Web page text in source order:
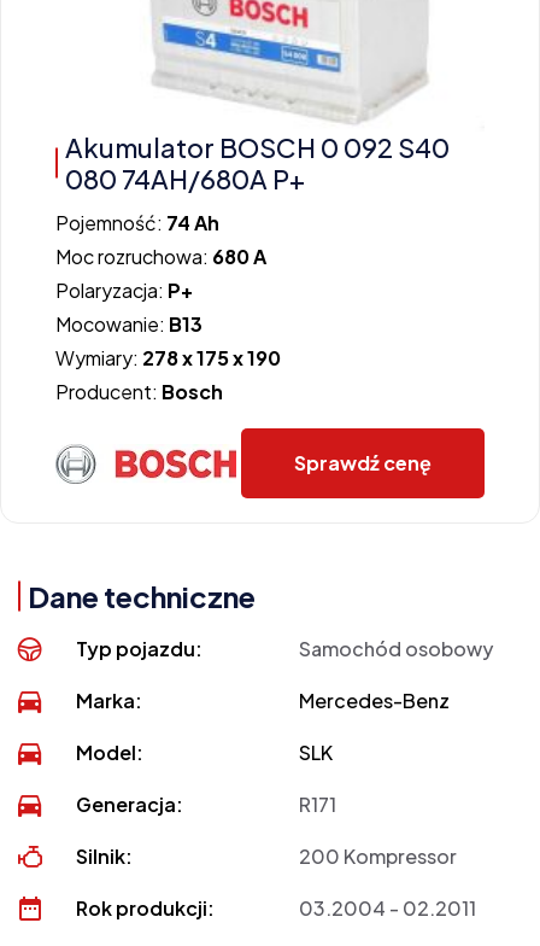
Akumulator BOSCH 0 092 S40
080 74AH/680A P+
Pojemność: 74 Ah
Moc rozruchowa: 680 A
Polaryzacja: P+
Mocowanie: B13
Wymiary: 278 x 175 x 190
Producent: Bosch
Sprawdź cenę
Dane techniczne
Typ pojazdu: Samochód osobowy
Marka: Mercedes-Benz
Model: SLK
Generacja: R171
Silnik: 200 Kompressor
Rok produkcji: 03.2004 - 02.2011